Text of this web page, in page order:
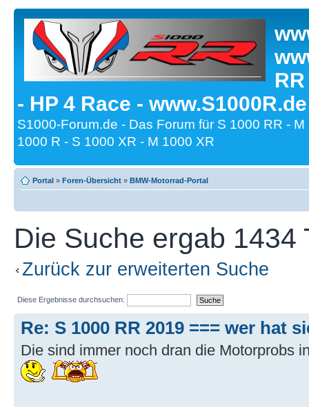
- HP 4 Race -
S1000-Forum.de - Das Forum für S 1000 RR -
1000 R - S 1000 XR - M 1000 XR
Portal » Foren-Übersicht » BMW-Motorrad-Portal
Die Suche ergab 1434
Zurück zur erweiterten Suche
Diese Ergebnisse durchsuchen:
Re: S 1000 RR 2019 === wer hat
Die sind immer noch dran die Motorprobs